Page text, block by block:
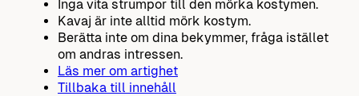
Inga vita strumpor till den mörka kostymen.
Kavaj är inte alltid mörk kostym.
Berätta inte om dina bekymmer, fråga istället
om andras intressen.
Läs mer om artighet
Tillbaka till innehåll